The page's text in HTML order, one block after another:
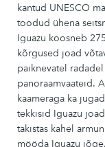
kantud UNESCO
toodud ühena
Iguazu koosneb
kõrgused joad
paiknevatel
panoraamvaateid.
kaameraga ka
tekkisid Iguazu
takistas kahel
mööda Iguazu